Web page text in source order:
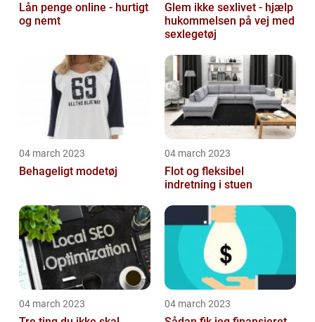
Lån penge online - hurtigt
og nemt
Glem ikke sexlivet - hjælp
hukommelsen på vej med
sexlegetøj
04 march 2023
Behageligt modetøj
04 march 2023
Flot og fleksibel
indretning i stuen
04 march 2023 04 march 2023